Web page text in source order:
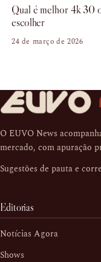
Qual é melhor 4k 30
escolher
24 de março de 2026
O EUVO News
mercado, com apuração
Sugestões de pauta e
Editorias
Notícias Agora
Shows